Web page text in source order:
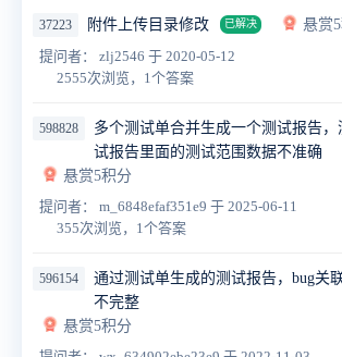
37223 附件上传目录修改 已解决
悬赏
提问者： zlj2546 于 2020-05-12
2555次浏览，1个答案
598828
多个测试单合并生成一个测试报告，
试报告里面的测试范围数据不准确
悬赏5积分
提问者： m_6848efaf351e9 于 2025-06-11
355次浏览，1个答案
596154
通过测试单生成的测试报告，bug关
不完整
悬赏5积分